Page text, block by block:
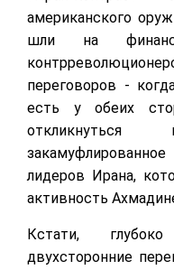
американского
шли на
переговоров -
есть у обеих
лидеров Ирана,
активность
Кстати,
двухсторонние